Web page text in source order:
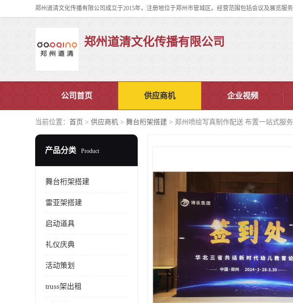
郑州道清文化传播有限公司
公司首页 供应商机 企业视频
当前位置： 首页 > 供应商机 > 舞台桁架搭建 > 郑州喷绘写真制作配送 布置一站式服务
产品分类 Product
舞台桁架搭建
雷亚架搭建
启动道具
礼仪庆典
活动策划
truss架出租